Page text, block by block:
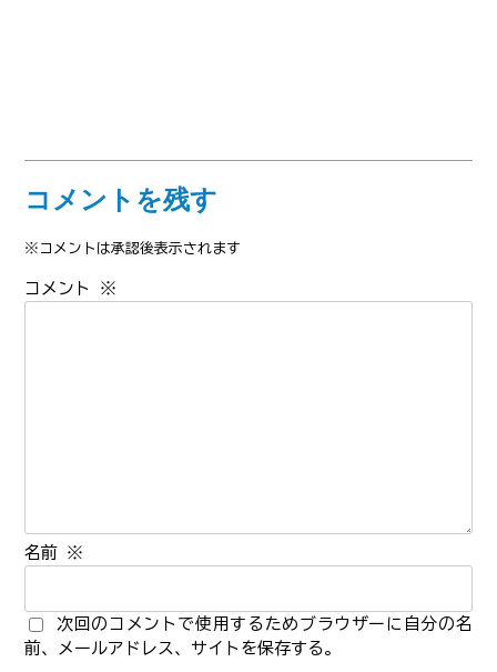
コメントを残す
※コメントは承認後表示されます
コメント ※
名前 ※
次回のコメントで使用するためブラウザーに自分の名
前、メールアドレス、サイトを保存する。